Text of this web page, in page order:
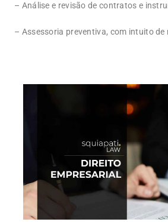
– Análise e revisão de contratos e
– Assessoria preventiva, com intuito de